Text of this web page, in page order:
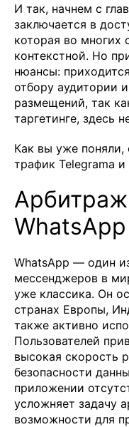
И так, начнем с
заключается в
которая во многих
контекстной. Но
нюансы:
отбору аудитории
размещений, так
таргетинге, здесь
Как вы уже поняли,
трафик Telegrama
WhatsApp
WhatsApp — один
мессенджеров в
уже классика. Он
странах Европы,
также активно
Пользователей
высокая скорость
безопасности
приложении
усложняет задачу
возможности для